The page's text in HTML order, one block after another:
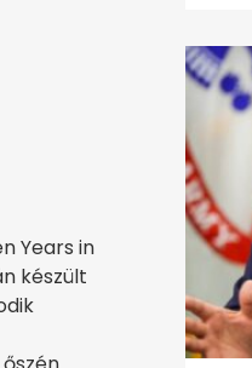
Years in
készült